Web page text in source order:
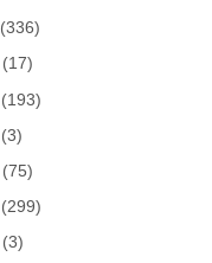
(336)
(17)
(193)
(3)
(75)
(299)
(3)